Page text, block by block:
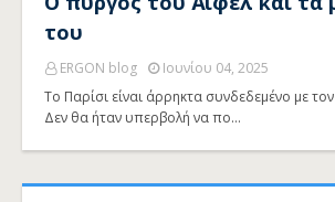
του
ERGON blog
Ιουνίου 04, 2025
Το Παρίσι είναι άρρηκτα συνδεδεμένο με
Δεν θα ήταν υπερβολή να πο…